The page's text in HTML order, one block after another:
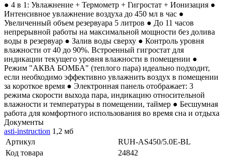
● 4 в 1: Увлажнение + Термометр + Гигростат + Ионизация ●
Интенсивное увлажнение воздуха до 450 мл в час ●
Увеличенный объем резервуара 5 литров ● До 11 часов
непрерывной работы на максимальной мощности без долива
воды в резервуар ● Залив воды сверху ● Контроль уровня
влажности от 40 до 90%. Встроенный гигростат для
индикации текущего уровня влажности в помещении ●
Режим "АКВА БОМБА" (теплого пара) идеально подходит,
если необходимо эффективно увлажнить воздух в помещении
за короткое время ● Электронная панель отображает: 3
режима скорости выхода пара, индикацию относительной
влажности и температуры в помещении, таймер ● Бесшумная
работа для комфортного использования во время сна и отдыха
Документы
asti-instruction 1,2 мб
Артикул
RUH-AS450/5.0E-BL
Код товара
24842